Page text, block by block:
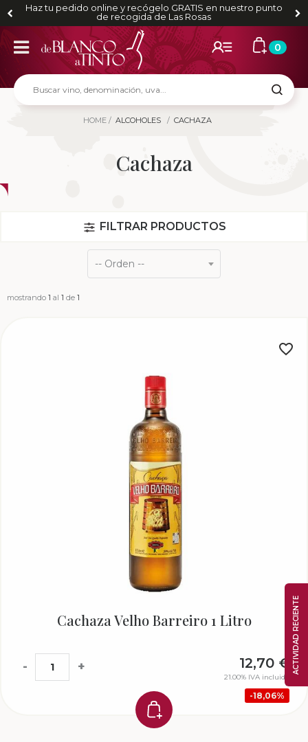
195 € en península
0
HOME ALCOHOLES CACHAZA
Cachaza
FILTRAR PRODUCTOS
mostrando 1 al 1 de 1
Cachaza Velho Barreiro 1 Litro
18,06%
12,70 €
21.00% IVA incluido
- + ACTIVIDAD RECIENTE